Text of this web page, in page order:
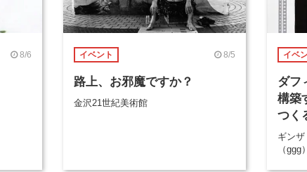
8/6 イベント 8/5
路上、お邪魔ですか？
金沢21世紀美術館
イベ
ダフ
構築
つく
ギン
（ggg）